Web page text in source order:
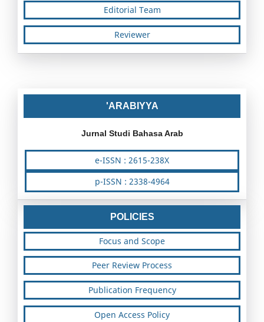
Editorial Team
Reviewer
'ARABIYYA
Jurnal Studi Bahasa Arab
e-ISSN : 2615-238X
p-ISSN : 2338-4964
POLICIES
Focus and Scope
Peer Review Process
Publication Frequency
Open Access Policy